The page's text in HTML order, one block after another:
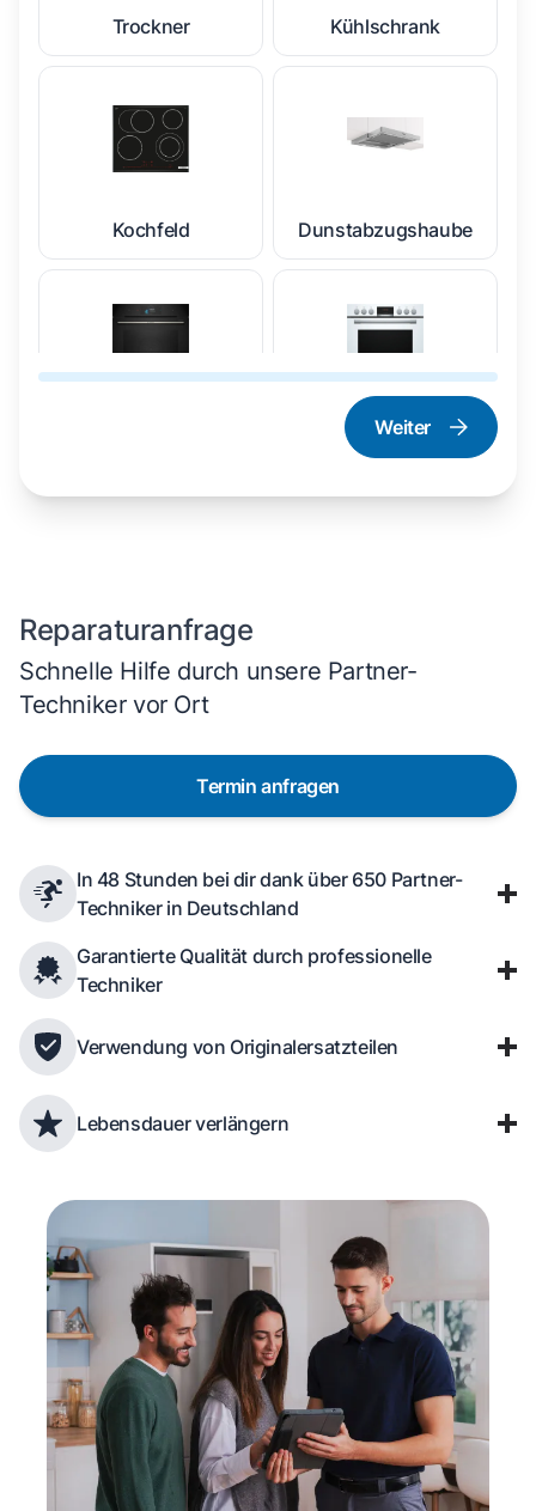
Trockner Kühlschrank
Kochfeld Dunstabzugshaube
Herd und Backofen
Weiter
Reparaturanfrage
Schnelle Hilfe durch unsere Partner-
Techniker vor Ort
Termin anfragen
In 48 Stunden bei dir dank über 650 Partner-
Techniker in Deutschland
Garantierte Qualität durch professionelle
Techniker
Verwendung von Originalersatzteilen
Lebensdauer verlängern